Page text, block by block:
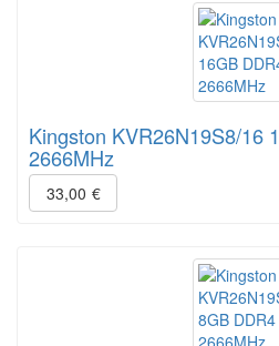
Kingston KVR26N19S8/16
2666MHz
33,00 €